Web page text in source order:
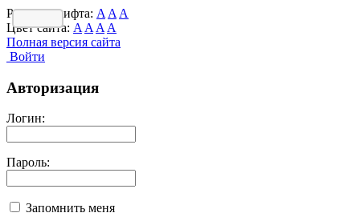
Размер шрифта: A A A
Цвет сайта: A A A A
Полная версия сайта
Войти
Авторизация
Логин:
Пароль:
Запомнить меня